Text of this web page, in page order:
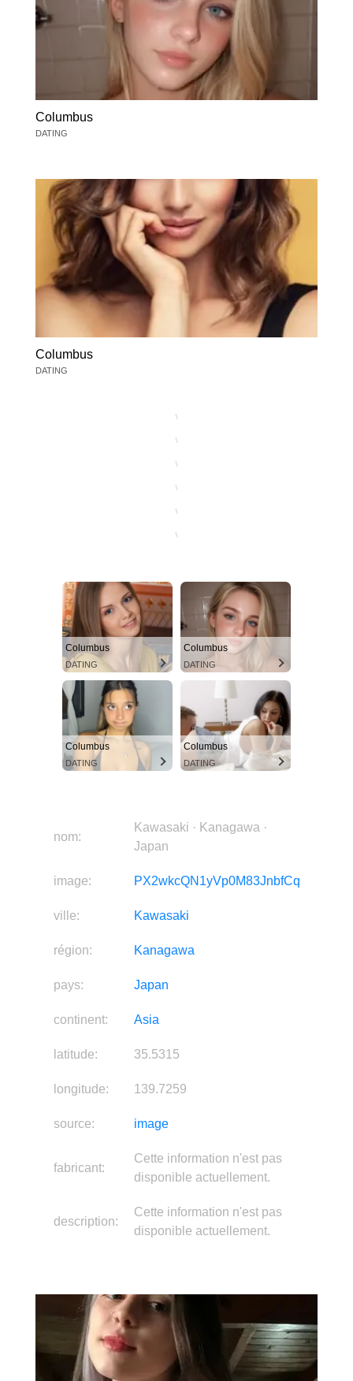
Columbus
DATING
Columbus
DATING
Columbus
DATING
Columbus
DATING
Columbus
DATING
Columbus
DATING
nom:
Kawasaki · Kanagawa ·
Japan
image: PX2wkcQN1yVp0M83JnbfCq
ville: Kawasaki
région: Kanagawa
pays: Japan
continent: Asia
latitude: 35.5315
longitude: 139.7259
source: image
fabricant:
Cette information n'est pas
disponible actuellement.
description:
Cette information n'est pas
disponible actuellement.